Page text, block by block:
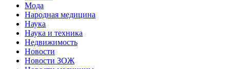
Мода
Народная медицина
Наука
Наука и техника
Недвижимость
Новости
Новости ЗОЖ